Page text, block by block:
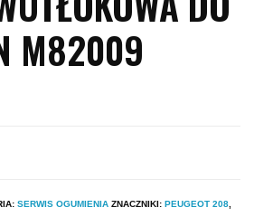
M82009
SERWIS OGUMIENIA ZNACZNIKI: PEUGEOT 208